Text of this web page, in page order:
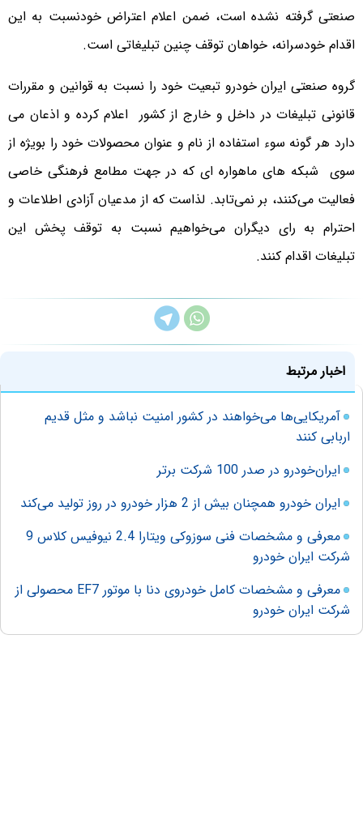
صنعتی گرفته نشده است، ضمن اعلام اعتراض خودنسبت به این
اقدام خودسرانه، خواهان توقف چنین تبلیغاتی است.
گروه صنعتی ایران خودرو تبعیت خود را نسبت به قوانین و مقررات
قانونی تبلیغات در داخل و خارج از کشور اعلام کرده و اذعان می
دارد هر گونه سوء استفاده از نام و عنوان محصولات خود را بویژه از
سوی شبکه های ماهواره ای که در جهت مطامع فرهنگی خاصی
فعالیت می‌کنند، بر نمی‌تابد. لذاست که از مدعیان آزادی اطلاعات و
احترام به رای دیگران می‌خواهیم نسبت به توقف پخش این
تبلیغات اقدام كنند.
اخبار مرتبط
آمریکایی‌ها می‌خواهند در کشور امنیت نباشد و مثل قدیم
اربابی کنند
ایران‌خودرو در صدر 100 شرکت برتر
ایران خودرو همچنان بیش از 2 هزار خودرو در روز تولید می‌کند
معرفی و مشخصات فنی سوزوکی ویتارا 2.4 نیوفیس کلاس 9
شرکت ایران خودرو
معرفی و مشخصات کامل خودروی دنا با موتور EF7 محصولی از
شرکت ایران خودرو